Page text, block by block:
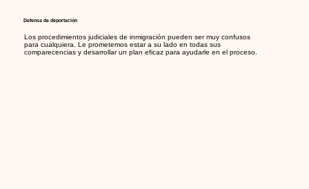
Los procedimientos judiciales de inmigración pueden ser muy confusos
para cualquiera. Le prometemos estar a su lado en todas sus
comparecencias y desarrollar un plan eficaz para ayudarle en el proceso.
Defensa de deportación